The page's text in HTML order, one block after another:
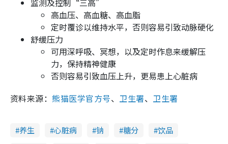
监测及控制“三高”
高血压、高血糖、高血脂
定时覆诊以维持水平，否则容易引致动脉硬化
舒缓压力
可用深呼吸、冥想，以及定时作息来缓解压
力，保持精神健康
否则容易引致血压上升，更易患上心脏病
资料来源： 熊猫医学官方号、 卫生署、 卫生署
养生 心脏病 钠 糖分
饮品